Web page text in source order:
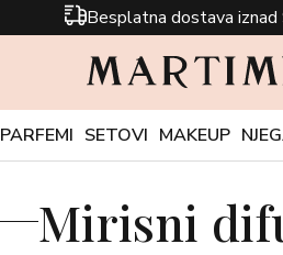
Besplatna dostava
PARFEMI SETOVI MAKEUP
Mirisni